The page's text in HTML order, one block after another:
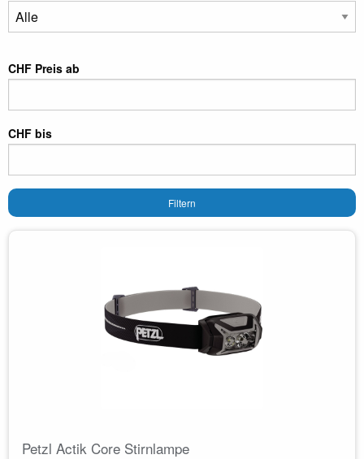
CHF Preis ab
CHF bis
Filtern
Petzl Actik Core Stirnlampe